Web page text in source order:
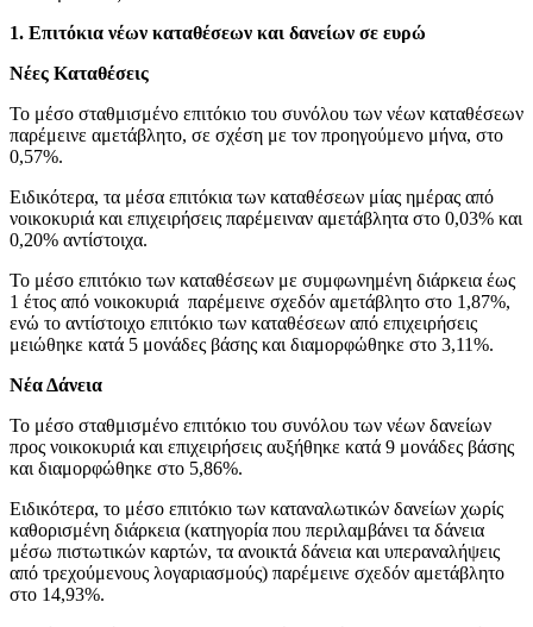
1. Επιτόκια νέων καταθέσεων και δανείων σε ευρώ
Νέες Καταθέσεις
Το μέσο σταθμισμένο επιτόκιο του συνόλου των νέων καταθέσεων
παρέμεινε αμετάβλητο, σε σχέση με τον προηγούμενο μήνα, στο
0,57%.
Ειδικότερα, τα μέσα επιτόκια των καταθέσεων μίας ημέρας από
νοικοκυριά και επιχειρήσεις παρέμειναν αμετάβλητα στο 0,03% και
0,20% αντίστοιχα.
Το μέσο επιτόκιο των καταθέσεων με συμφωνημένη διάρκεια έως
1 έτος από νοικοκυριά παρέμεινε σχεδόν αμετάβλητο στο 1,87%,
ενώ το αντίστοιχο επιτόκιο των καταθέσεων από επιχειρήσεις
μειώθηκε κατά 5 μονάδες βάσης και διαμορφώθηκε στο 3,11%.
Νέα Δάνεια
Το μέσο σταθμισμένο επιτόκιο του συνόλου των νέων δανείων
προς νοικοκυριά και επιχειρήσεις αυξήθηκε κατά 9 μονάδες βάσης
και διαμορφώθηκε στο 5,86%.
Ειδικότερα, το μέσο επιτόκιο των καταναλωτικών δανείων χωρίς
καθορισμένη διάρκεια (κατηγορία που περιλαμβάνει τα δάνεια
μέσω πιστωτικών καρτών, τα ανοικτά δάνεια και υπεραναλήψεις
από τρεχούμενους λογαριασμούς) παρέμεινε σχεδόν αμετάβλητο
στο 14,93%.